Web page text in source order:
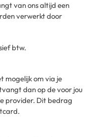
van ons altijd een
verwerkt door
btw.
mogelijk om via je
dan op de voor jou
provider. Dit bedrag